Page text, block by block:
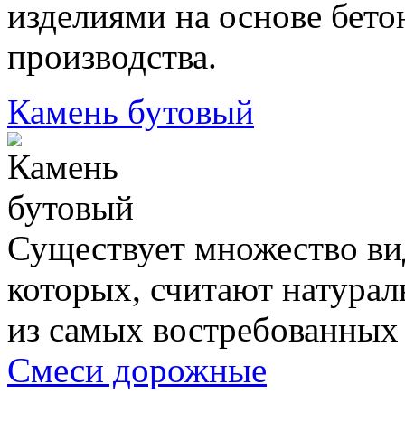
изделиями на основе
производства.
Камень бутовый
Существует множество
которых, считают
из самых
Смеси дорожные